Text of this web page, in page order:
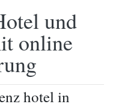
und
online
hotel in